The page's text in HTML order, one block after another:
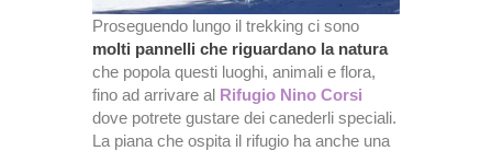
Proseguendo lungo il trekking ci sono
molti pannelli che riguardano la natura
che popola questi luoghi, animali e flora,
fino ad arrivare al Rifugio Nino Corsi
dove potrete gustare dei canederli speciali.
La piana che ospita il rifugio ha anche una